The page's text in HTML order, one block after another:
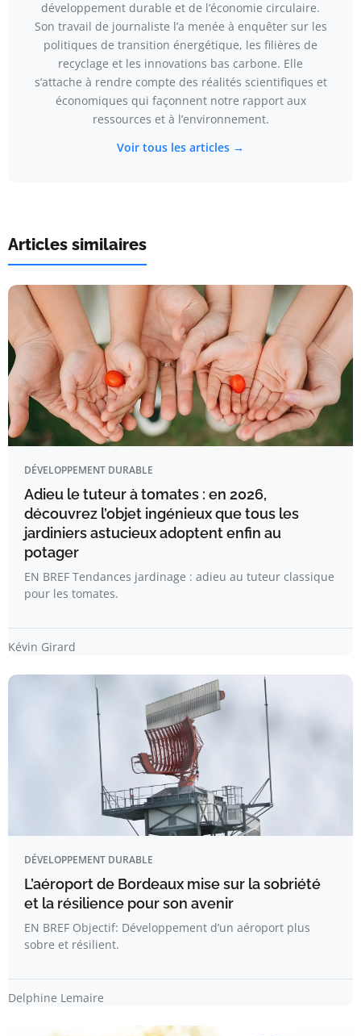
développement durable et de l’économie circulaire.
Son travail de journaliste l’a menée à enquêter sur les
politiques de transition énergétique, les filières de
recyclage et les innovations bas carbone. Elle
s’attache à rendre compte des réalités scientifiques et
économiques qui façonnent notre rapport aux
ressources et à l’environnement.
Voir tous les articles →
Articles similaires
DÉVELOPPEMENT DURABLE
Adieu le tuteur à tomates : en 2026,
découvrez l’objet ingénieux que tous les
jardiniers astucieux adoptent enfin au
potager
EN BREF Tendances jardinage : adieu au tuteur classique
pour les tomates.
Kévin Girard
DÉVELOPPEMENT DURABLE
L’aéroport de Bordeaux mise sur la sobriété
et la résilience pour son avenir
EN BREF Objectif: Développement d’un aéroport plus
sobre et résilient.
Delphine Lemaire